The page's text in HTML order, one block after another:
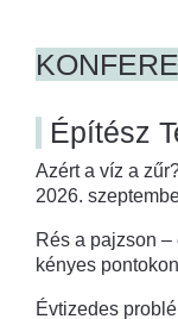
Építész
Azért a víz a
2026.
Rés a pajzson
kényes
Évtizedes